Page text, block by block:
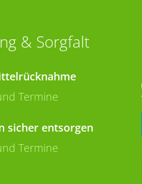
& Sorgfalt
Termine
sicher entsorgen
Termine